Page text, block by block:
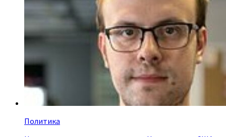
Политика